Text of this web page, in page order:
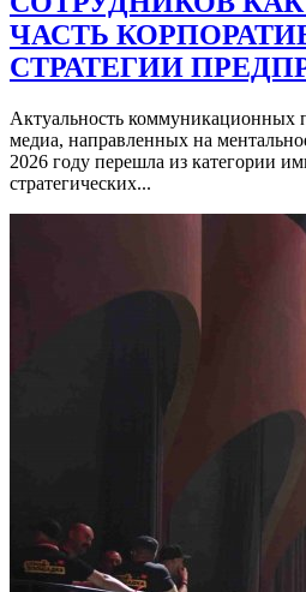
ЧАСТЬ
СТРАТЕГИИ
Актуальность коммуникационных
медиа, направленных на
2026 году перешла из категории
стратегических...